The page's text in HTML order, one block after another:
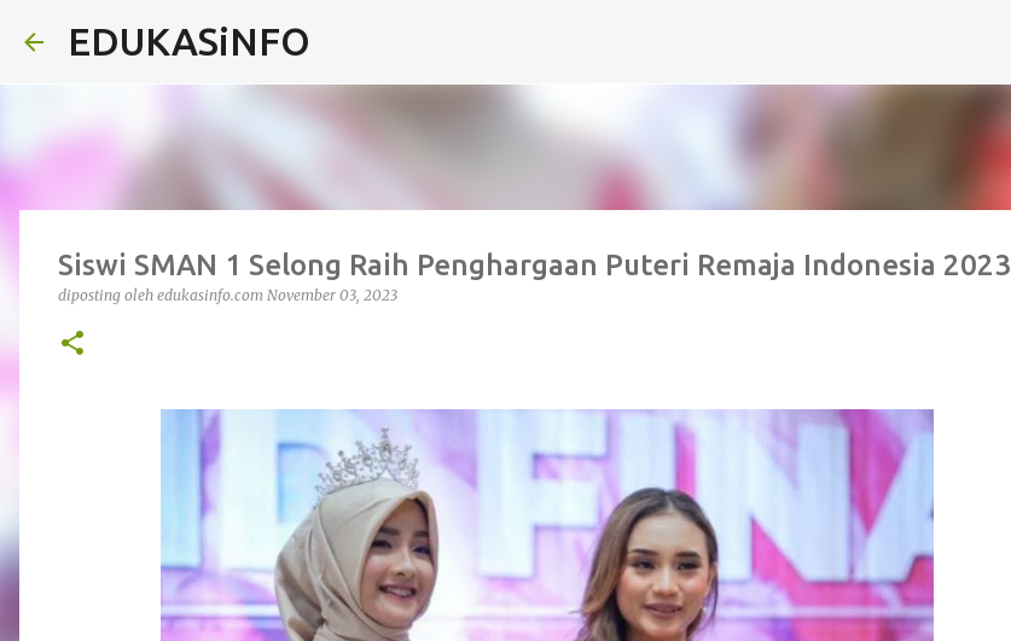
EDUKASiNFO
Siswi SMAN 1 Selong Raih Penghargaan Puteri Remaja Indonesia 2023
diposting oleh edukasinfo.com November 03, 2023